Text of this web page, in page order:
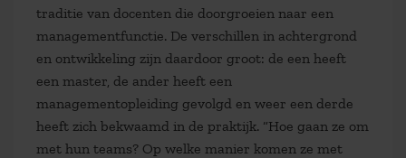
traditie van docenten die doorgroeien naar een
managementfunctie. De verschillen in achtergrond
en ontwikkeling zijn daardoor groot: de een heeft
een master, de ander heeft een
managementopleiding gevolgd en weer een derde
heeft zich bekwaamd in de praktijk. “Hoe gaan ze om
met hun teams? Op welke manier komen ze met